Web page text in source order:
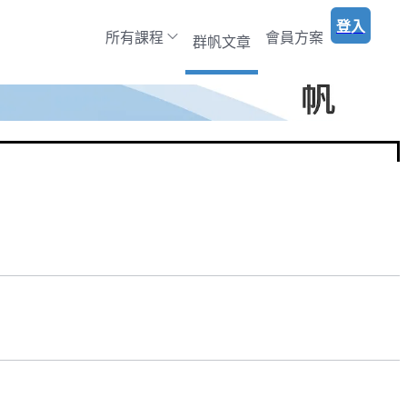
所有課程 群帆文章 會員方案
登入